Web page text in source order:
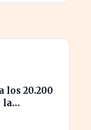
los 20.200
la